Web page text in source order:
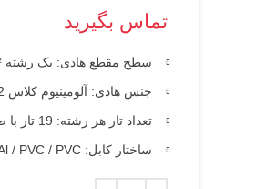
تماس بگیرید
سطح مقطع هادی: یک رشته 50mm²
جنس هادی: آلومینیوم کلاس 2
تعداد تار هر رشته: 19 تار با ضخامت 1.75mm
ساختار کابل: Al / PVC / PVC